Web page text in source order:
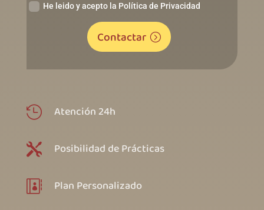
He leido y acepto la Política de Privacidad
Contactar
 Atención 24h
 Posibilidad de Prácticas
 Plan Personalizado